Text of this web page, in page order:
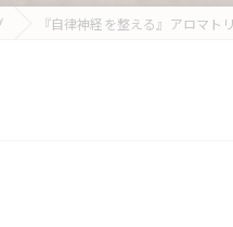
『自律神経を整える』アロマト